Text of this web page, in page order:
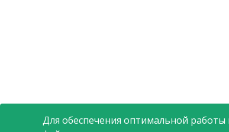
Для обеспечения оптимальной работы